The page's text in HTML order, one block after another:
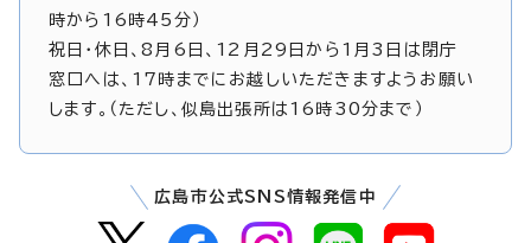
時から16時45分）
祝日・休日、8月6日、12月29日から1月3日は閉庁
窓口へは、17時までにお越しいただきますようお願い
します。（ただし、似島出張所は16時30分まで）
広島市公式SNS情報発信中